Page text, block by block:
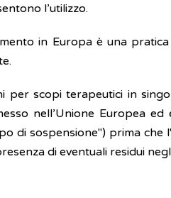
l’utilizzo.
in Europa è una
per scopi terapeutici in
nell’Unione Europea
di sospensione") prima che
di eventuali residui